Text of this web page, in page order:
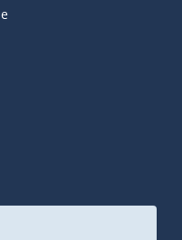
externe s'ouvrira